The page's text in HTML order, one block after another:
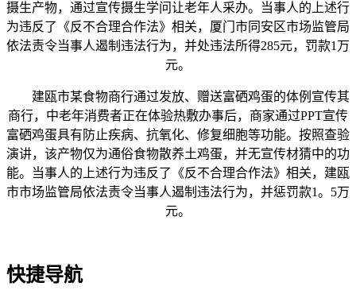
摄生产物，通过宣传摄生学问让老年人采办。当事人的上述行
为违反了《反不合理合作法》相关，厦门市同安区市场监管局
依法责令当事人遏制违法行为，并处违法所得285元，罚款1万
元。
建瓯市某食物商行通过发放、赠送富硒鸡蛋的体例宣传其
商行，中老年消费者正在体验热敷办事后，商家通过PPT宣传
富硒鸡蛋具有防止疾病、抗氧化、修复细胞等功能。按照查验
演讲，该产物仅为通俗食物散养土鸡蛋，并无宣传材猜中的功
能。当事人的上述行为违反了《反不合理合作法》相关，建瓯
市市场监管局依法责令当事人遏制违法行为，并惩罚款1。5万
元。
快捷导航